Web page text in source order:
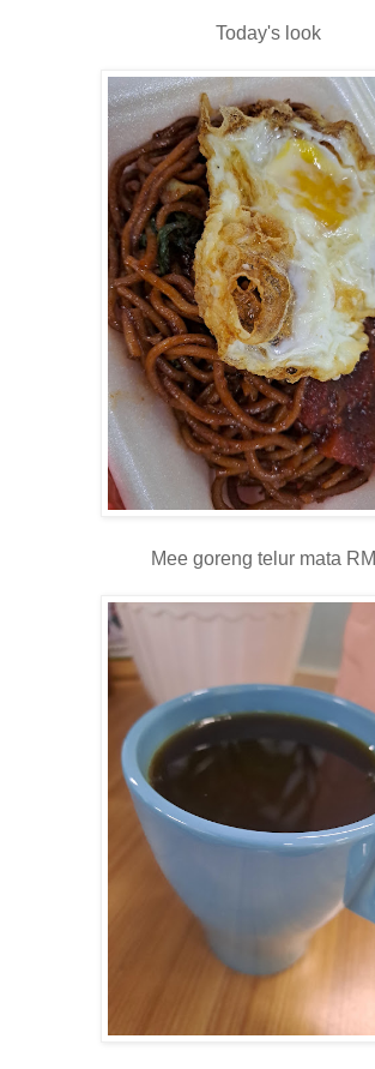
Today's look
Mee goreng telur mata